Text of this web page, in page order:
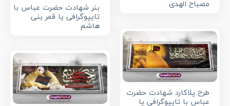
مصباح الهدی
بنر شهادت حضرت عباس با
تایپوگرافی یا قمر بنی
هاشم
طرح پلاکارد شهادت حضرت
عباس با تایپوگرافی یا